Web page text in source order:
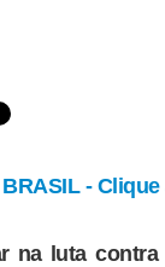
-
na luta